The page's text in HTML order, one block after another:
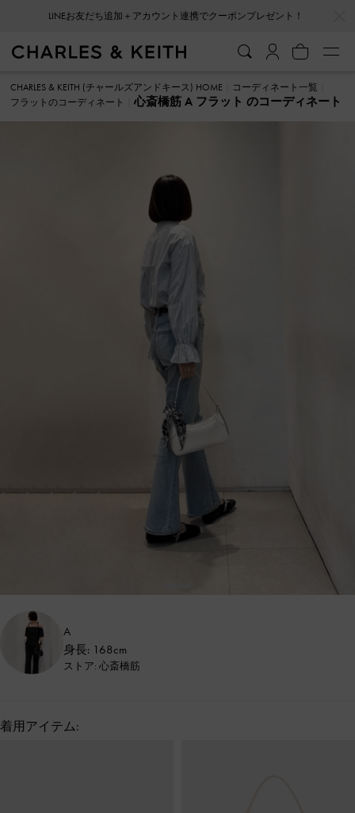
LINEお友だち追加＋アカウント連携でクーポンプレゼント！
CHARLES & KEITH (チャールズアンドキース) HOME
コーディネート一覧
フラットのコーディネート
心斎橋筋 A フラット のコーディネート
A
身長: 168cm
ストア: 心斎橋筋
着用アイテム: